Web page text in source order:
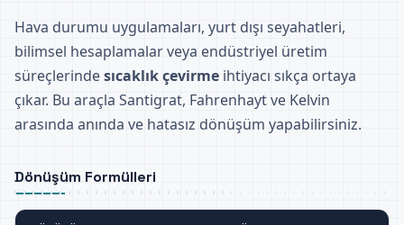
Hava durumu uygulamaları, yurt dışı seyahatleri,
bilimsel hesaplamalar veya endüstriyel üretim
süreçlerindesıcaklık çevirme ihtiyacı sıkça ortaya
çıkar. Bu araçla Santigrat, Fahrenhayt ve Kelvin
arasında anında ve hatasız dönüşüm yapabilirsiniz.
Dönüşüm Formülleri